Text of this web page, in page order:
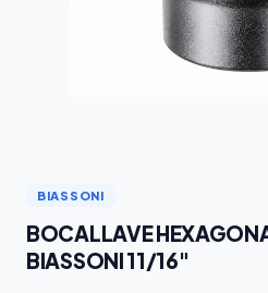
BIASSONI
BOCALLAVE
BIASSONI 11/16"